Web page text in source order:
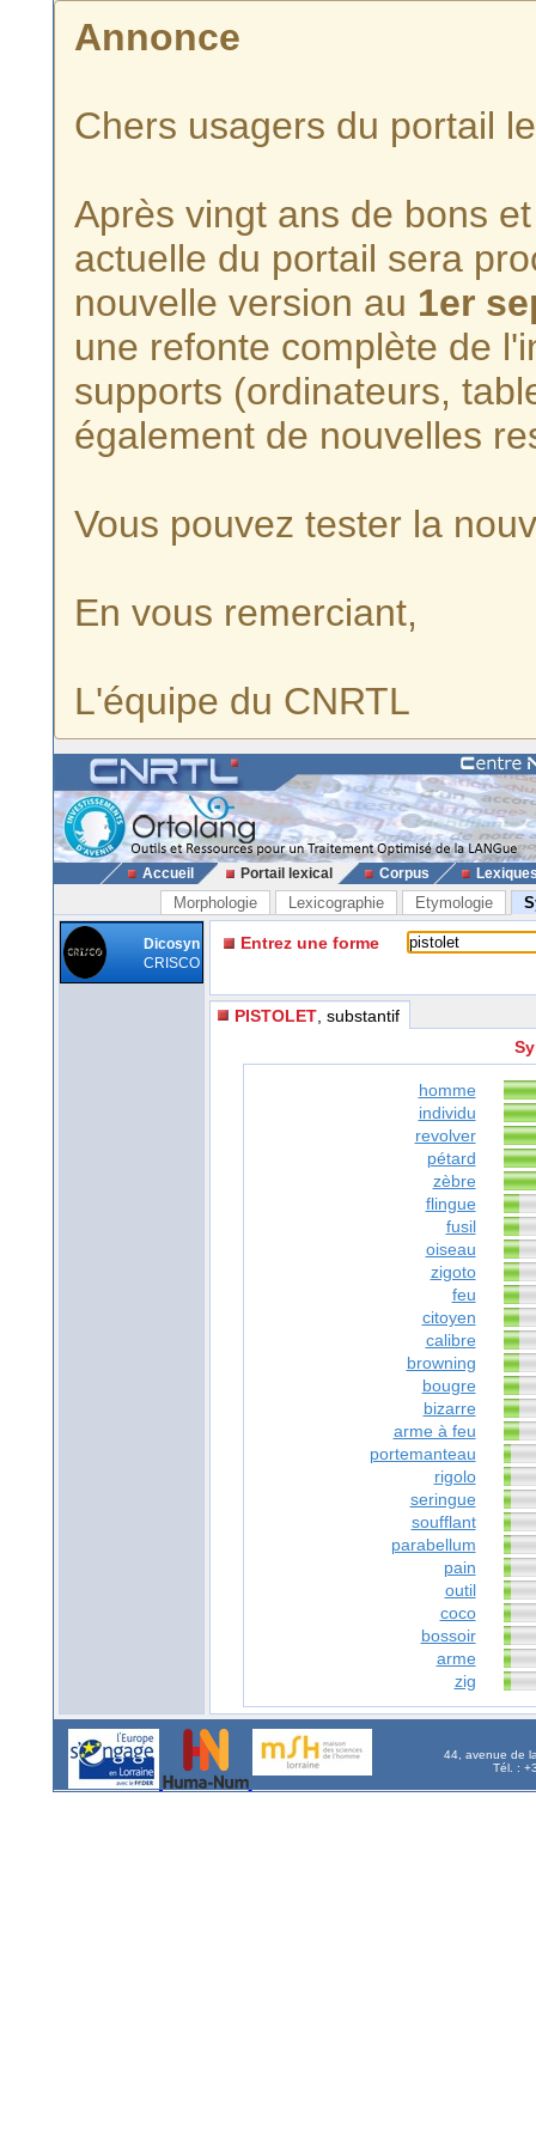
Annonce
Chers usagers du portail
Après vingt ans de bons
actuelle du portail sera
nouvelle version au 1er
une refonte complète de
supports (ordinateurs,
également de nouvelles
Vous pouvez tester la
En vous remerciant,
L'équipe du CNRTL
Accueil Portail lexical Corpus
Morphologie Lexicographie Etymologie
Dicosyn
CRISCO
Entrez une forme
PISTOLET , substantif
homme
individu
revolver
pétard
zèbre
flingue
fusil
oiseau
zigoto
feu
citoyen
calibre
browning
bougre
bizarre
arme à feu
portemanteau
rigolo
seringue
soufflant
parabellum
pain
outil
coco
bossoir
arme
zig
44, avenue de
Tél. :